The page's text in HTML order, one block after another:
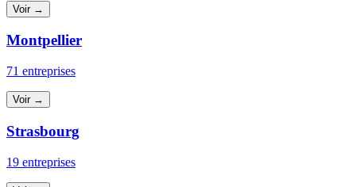
Voir →
Montpellier
71 entreprises
Voir →
Strasbourg
19 entreprises